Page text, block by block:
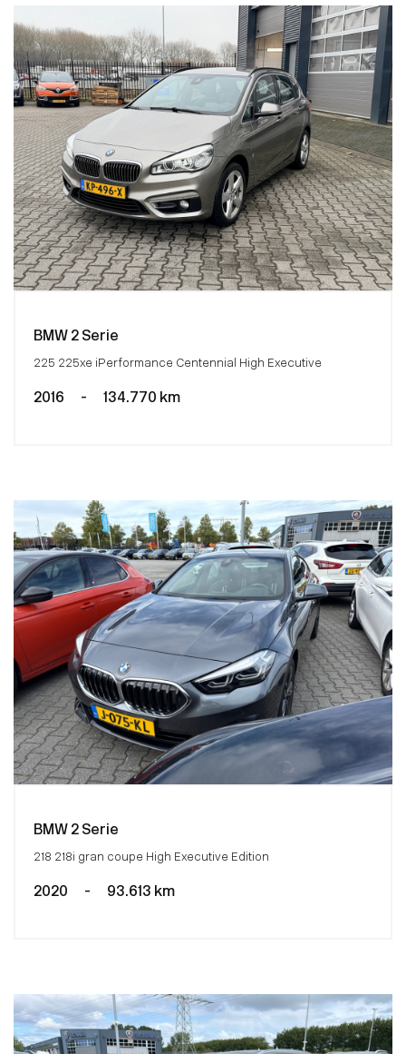
BMW 2 Serie
225 225xe iPerformance Centennial High Executive
2016 - 134.770 km
BMW 2 Serie
218 218i gran coupe High Executive Edition
2020 - 93.613 km